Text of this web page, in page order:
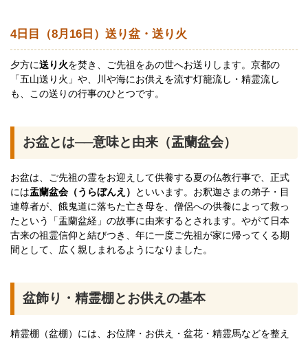
4日目（8月16日）送り盆・送り火
夕方に送り火を焚き、ご先祖をあの世へお送りします。京都の
「五山送り火」や、川や海にお供えを流す灯籠流し・精霊流し
も、この送りの行事のひとつです。
お盆とは──意味と由来（盂蘭盆会）
お盆は、ご先祖の霊をお迎えして供養する夏の仏教行事で、正式
には盂蘭盆会（うらぼんえ）
といいます。お釈迦さまの弟子・目
連尊者が、餓鬼道に落ちた亡き母を、僧侶への供養によって救っ
たという「盂蘭盆経」の故事に由来するとされます。やがて日本
古来の祖霊信仰と結びつき、年に一度ご先祖が家に帰ってくる期
間として、広く親しまれるようになりました。
盆飾り・精霊棚とお供えの基本
精霊棚（盆棚）には、お位牌・お供え・盆花・精霊馬などを整え